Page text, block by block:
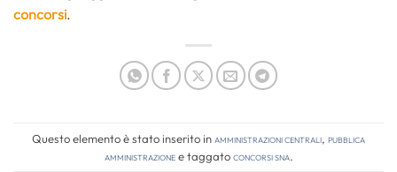
concorsi.
Questo elemento è stato inserito in Amministrazioni Centrali, Pubblica
amministrazionee taggatoconcorsi sna.